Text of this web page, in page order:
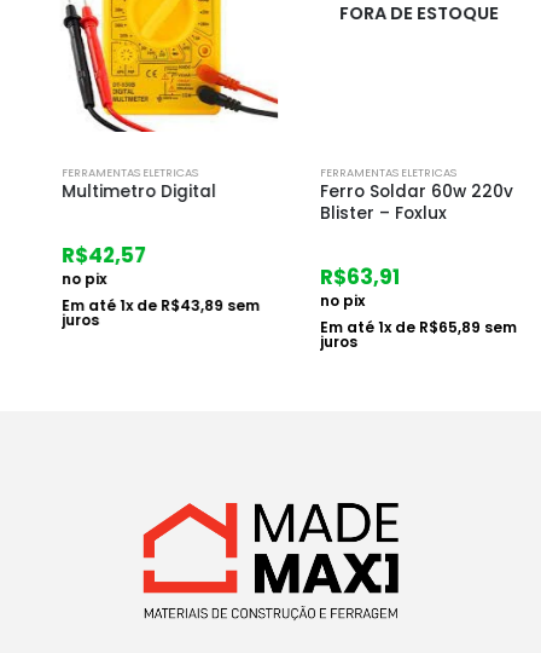
FERRAMENTAS ELETRICAS
Multimetro Digital
R$42,57
no pix
Em até1x deR$ 43,89sem
juros
FORA DE ESTOQUE
FERRAMENTAS ELETRICAS
Ferro Soldar 60w 220v
Blister – Foxlux
R$63,91
no pix
Em até1x deR$ 65,89sem
juros